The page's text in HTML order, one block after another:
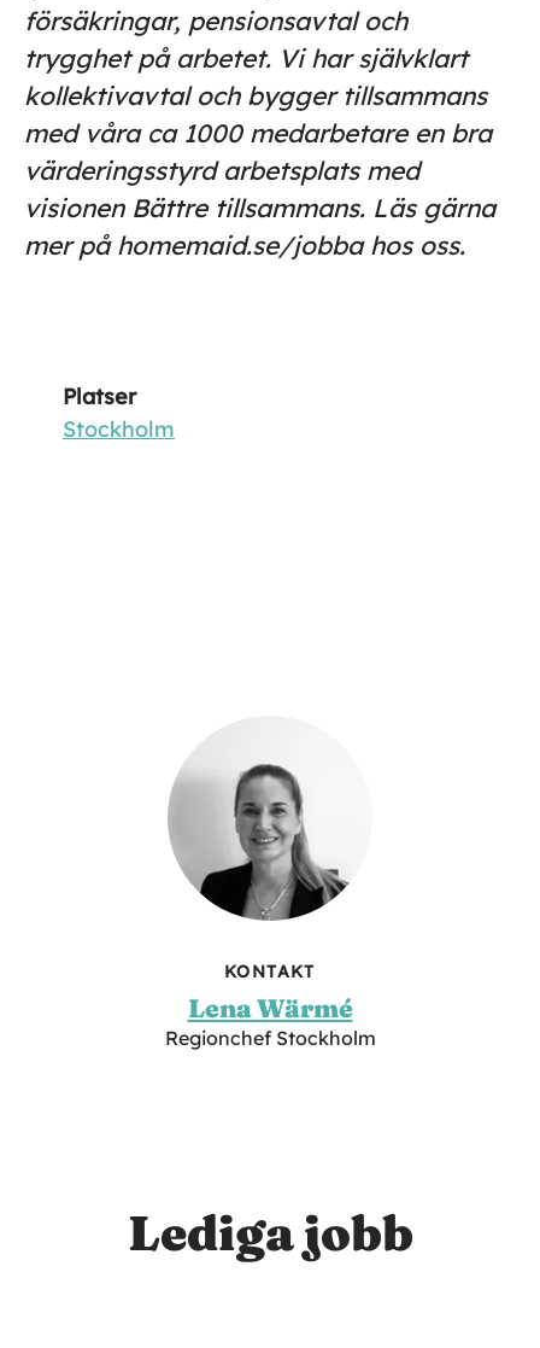
försäkringar, pensionsavtal och
trygghet på arbetet. Vi har självklart
kollektivavtal och bygger tillsammans
med våra ca 1000 medarbetare en bra
värderingsstyrd arbetsplats med
visionen Bättre tillsammans. Läs gärna
mer på homemaid.se/jobba hos oss.
Platser
Stockholm
KONTAKT
Lena Wärmé
Regionchef Stockholm
Lediga jobb